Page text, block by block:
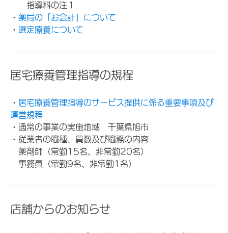
指導料の注１
・ 薬局の「お会計」について
・ 選定療養について
居宅療養管理指導の規程
・ 居宅療養管理指導のサービス提供に係る重要事項及び
運営規程
・通常の事業の実施地域 千葉県旭市
・従業者の職種、員数及び職務の内容
薬剤師（常勤15名、非常勤20名）
事務員（常勤9名、非常勤1名）
店舗からのお知らせ